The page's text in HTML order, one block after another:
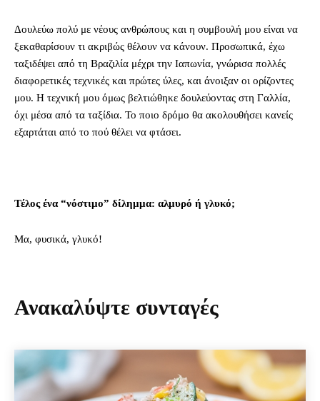
Δουλεύω πολύ με νέους ανθρώπους και η συμβουλή μου είναι να
ξεκαθαρίσουν τι ακριβώς θέλουν να κάνουν. Προσωπικά, έχω
ταξιδέψει από τη Βραζιλία μέχρι την Ιαπωνία, γνώρισα πολλές
διαφορετικές τεχνικές και πρώτες ύλες, και άνοιξαν οι ορίζοντες
μου. Η τεχνική μου όμως βελτιώθηκε δουλεύοντας στη Γαλλία,
όχι μέσα από τα ταξίδια. Το ποιο δρόμο θα ακολουθήσει κανείς
εξαρτάται από το πού θέλει να φτάσει.
Τέλος ένα “νόστιμο” δίλημμα: αλμυρό ή γλυκό;
Μα, φυσικά, γλυκό!
Ανακαλύψτε συνταγές